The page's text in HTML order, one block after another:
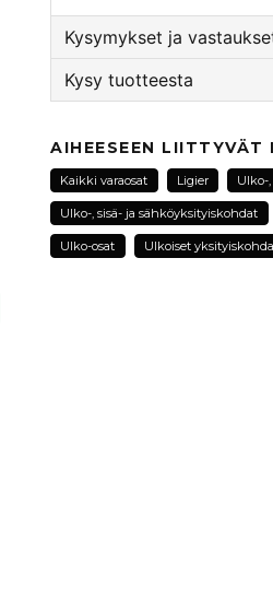
Kysymykset ja
Kauppa vastasi
Tack för din fråga!
Kysy tuotteesta
Kysy meiltä tästä
name
Nimi
AIHEESEEN LIITTYVÄT
Kaikki varaosat Ligier Ulko-
Ulko-, sisä- ja sähköyksityiskohdat
Ulko-osat Ulkoiset